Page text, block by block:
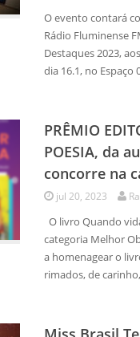
O evento contará
Rádio Fluminense
Destaques 2023,
dia 16.1, no Espaço
PRÊMIO
POESIA, da
concorre na
jul 20, 2023
O livro Quando
categoria Melhor
a homenagear o
rimados, de